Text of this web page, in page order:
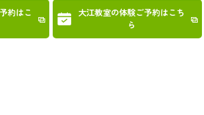
約はこ
大江教室の体験ご予約はこち
ら
教室なら熊本ジムナスティッククラブ ALL RIGHTS